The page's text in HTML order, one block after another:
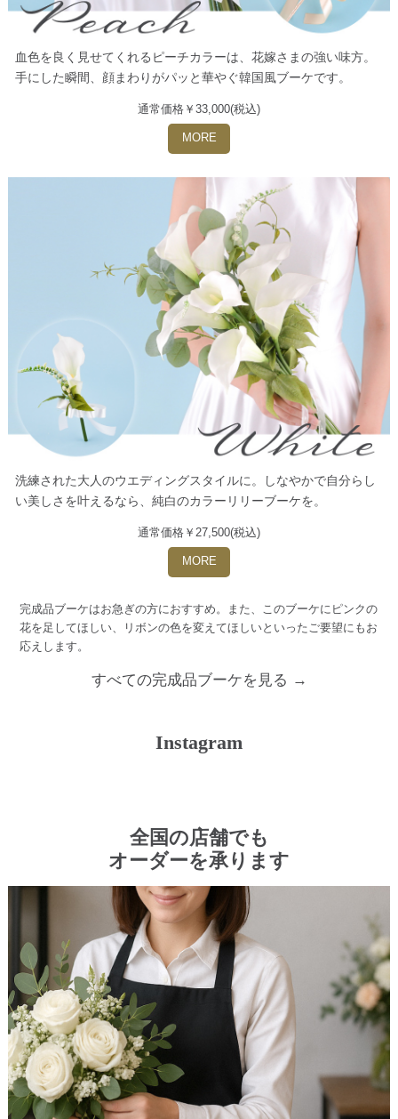
血色を良く見せてくれるピーチカラーは、花嫁さまの強い味方。
手にした瞬間、顔まわりがパッと華やぐ韓国風ブーケです。
通常価格￥33,000(税込)
MORE
洗練された大人のウエディングスタイルに。しなやかで自分らし
い美しさを叶えるなら、純白のカラーリリーブーケを。
通常価格￥27,500(税込)
MORE
完成品ブーケはお急ぎの方におすすめ。また、このブーケにピンクの
花を足してほしい、リボンの色を変えてほしいといったご要望にもお
応えします。
すべての完成品ブーケを見る →
Instagram
全国の店舗でも
オーダーを承ります